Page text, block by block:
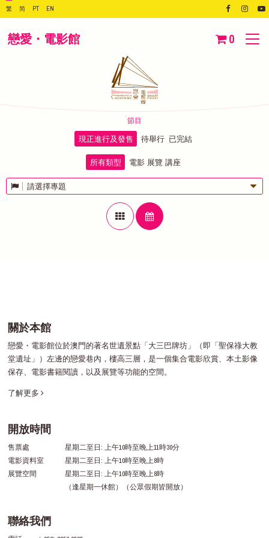
繁 简 PT EN
戀愛・電影館 0
節目
現正進行及發售 待舉行 已完結
所有類型 電影 展覽 講座
請選擇專題
關於本館
戀愛・電影館位於澳門的著名世遺景點「大三巴牌坊」（即「聖保祿大教
堂遺址」）左邊的戀愛巷內，樓高三層，是一個集合電影欣賞、本土影像
保存、電影書籍閱讀，以及展覽等功能的空間。
了解更多
開放時間
售票處
星期二至日: 上午10時至晚上11時30分
電影資料室
星期二至日: 上午10時至晚上8時
展覽空間
星期二至日: 上午10時至晚上8時
（逢星期一休館）（公眾假期皆開放）
聯絡我們